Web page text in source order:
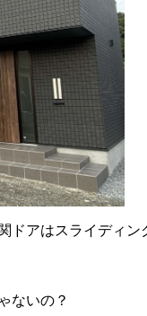
ドアはスライディ
ないの？